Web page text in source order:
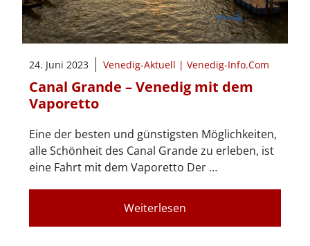
24. Juni 2023 Venedig-Aktuell | Venedig-Info.Com
Canal Grande – Venedig mit dem
Vaporetto
Eine der besten und günstigsten Möglichkeiten,
alle Schönheit des Canal Grande zu erleben, ist
eine Fahrt mit dem Vaporetto Der …
Weiterlesen